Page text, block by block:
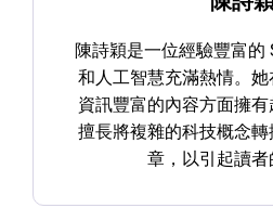
陳詩穎是一位經驗豐富的
和人工智慧充滿熱情。她
資訊豐富的內容方面擁有
擅長將複雜的科技概念
章，以引起讀者